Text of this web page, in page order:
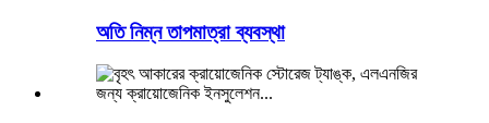
অতি নিম্ন তাপমাত্রা ব্যবস্থা